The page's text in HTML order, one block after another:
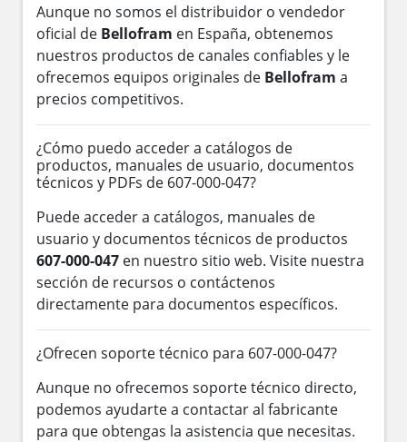
Aunque no somos el distribuidor o vendedor
oficial de Bellofram en España, obtenemos
nuestros productos de canales confiables y le
ofrecemos equipos originales de Bellofram a
precios competitivos.
¿Cómo puedo acceder a catálogos de
productos, manuales de usuario, documentos
técnicos y PDFs de 607-000-047?
Puede acceder a catálogos, manuales de
usuario y documentos técnicos de productos
607-000-047 en nuestro sitio web. Visite nuestra
sección de recursos o contáctenos
directamente para documentos específicos.
¿Ofrecen soporte técnico para 607-000-047?
Aunque no ofrecemos soporte técnico directo,
podemos ayudarte a contactar al fabricante
para que obtengas la asistencia que necesitas.